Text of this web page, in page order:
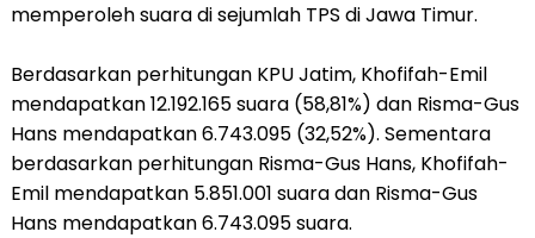
memperoleh suara di sejumlah TPS di Jawa Timur.
Berdasarkan perhitungan KPU Jatim, Khofifah-Emil
mendapatkan 12.192.165 suara (58,81%) dan Risma-Gus
Hans mendapatkan 6.743.095 (32,52%). Sementara
berdasarkan perhitungan Risma-Gus Hans, Khofifah-
Emil mendapatkan 5.851.001 suara dan Risma-Gus
Hans mendapatkan 6.743.095 suara.